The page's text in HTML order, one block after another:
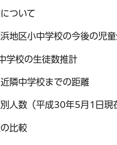
ついて
地区小中学校の今後の児
学校の生徒数推計
隣中学校までの距離
人数（平成30年5月1日現
比較